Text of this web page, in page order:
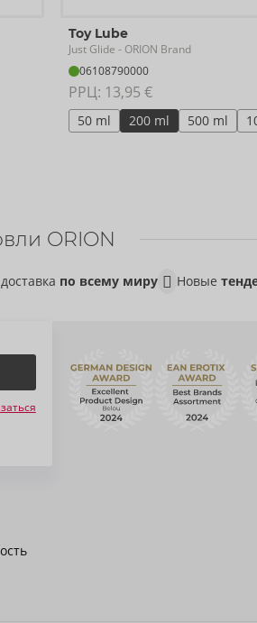
Toy Lube
Just Glide - ORION Brand
06108790000
РРЦ: 13,95 €
50 ml 200 ml 500 ml
ORION
по всему миру Новые